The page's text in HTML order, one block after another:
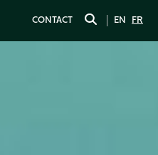
CONTACT